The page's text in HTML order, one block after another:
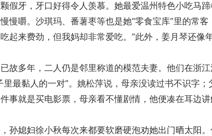
假牙，牙口好得令人羡慕。她最爱温州特色小吃马
慢嚼。沙琪玛、番薯枣等也是她“零食宝库”里的常
起来费劲，但我妈却非常爱吃。”此外，姜月琴还像
故多年，二人仍是邻里称道的模范夫妻。他们在浙
里最黏人的一对”。姚松萍说，母亲没读过书不识字
事就是买电影票，母亲看不懂剧情，他便凑在耳边讲
孙媳妇徐小秋每次来都要软磨硬泡劝她出门晒太阳